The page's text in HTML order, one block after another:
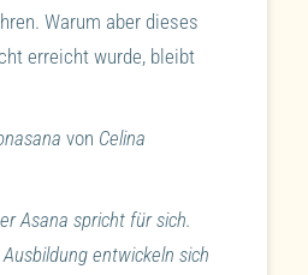
Warum aber dieses
erreicht wurde, bleibt
von Celina
Asana spricht für sich.
entwickeln sich